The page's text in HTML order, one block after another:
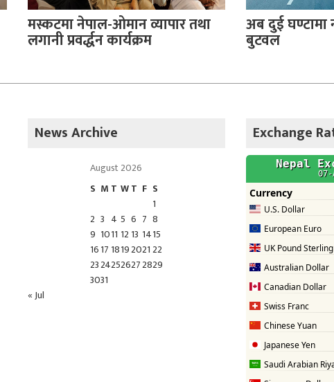
मस्कटमा नेपाल-ओमान व्यापार तथा
लगानी प्रवर्द्धन कार्यक्रम
अब दुई
बुटवल
News Archive
August 2026
S M T WT F S
1
2 3 4 5 6 7 8
9 1011 12 13 1415
1617 1819202122
23242526272829
3031
« Jul
Exchange